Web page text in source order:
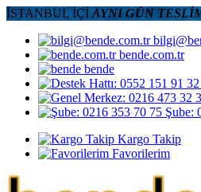
İSTANBUL İÇİ AYNI GÜN
bende.com.tr
bende
Şube:
Kargo Takip
Favorilerim